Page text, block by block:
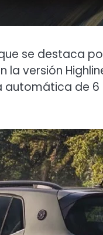
se destaca
versión
automática de